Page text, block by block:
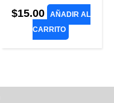
$15.00
AÑADIR AL
CARRITO